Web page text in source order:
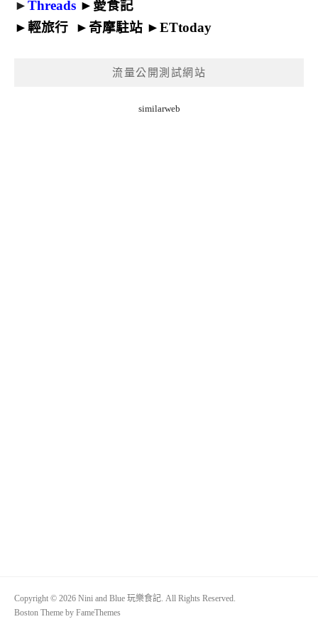
►Threads ► 愛食記
►輕旅行 ► 奇摩駐站 ►ETtoday
流量公開測試網站
similarweb
Copyright © 2026 Nini and Blue 玩樂食記. All Rights Reserved.
Boston Theme by FameThemes